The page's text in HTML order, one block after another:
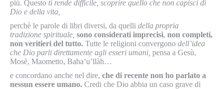
più. Questo ti rende difficile, scoprire quello che non capisci di
Dio e della vita,
perchè le parole di libri diversi, da quelli della propria
tradizione spirituale, sono considerati imprecisi, non completi,
non veritieri del tutto. Tutte le religioni convergono dell’idea
che Dio parli direttamente agli esseri umani, pensa a Gesù,
Mosè, Maometto, Baha’u’llàh…
e concordano anche nel dire, che di recente non ho parlato a
nessun essere umano. Credi che Dio abbia un caso grave di